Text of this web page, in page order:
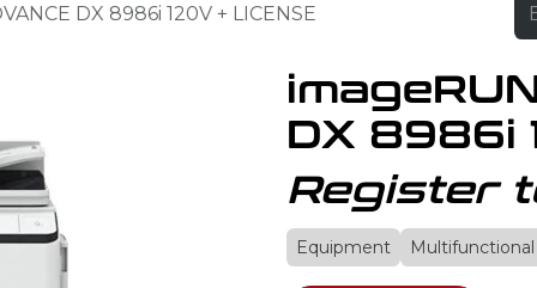
DX 8986i 120V + LICENSE
DX 8986i
Register
Equipment Multifunctional